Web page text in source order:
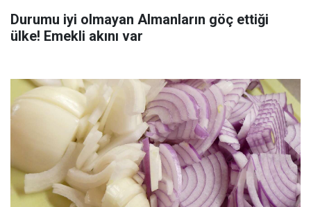
Durumu iyi olmayan Almanların göç ettiği
ülke! Emekli akını var